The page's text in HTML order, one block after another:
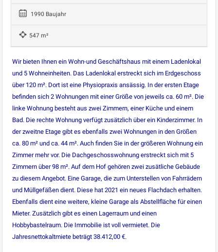
1990 Baujahr
547 m²
Wir bieten Ihnen ein Wohn-und Geschäftshaus mit einem Ladenlokal
und 5 Wohneinheiten. Das Ladenlokal erstreckt sich im Erdgeschoss
über 120 m². Dort ist eine Physiopraxis ansässig. In der ersten Etage
befinden sich 2 Wohnungen mit einer Größe von jeweils ca. 60 m². Die
linke Wohnung besteht aus zwei Zimmern, einer Küche und einem
Bad. Die rechte Wohnung verfügt zusätzlich über ein Kinderzimmer. In
der zweitne Etage gibt es ebenfalls zwei Wohnungen in den Größen
ca. 80 m² und ca. 44 m². Auch finden Sie in der größeren Wohnung ein
Zimmer mehr vor. Die Dachgeschosswohnung erstreckt sich mit 5
Zimmern über 98 m². Auf dem Hof gehören zwei zusätliche Gebäude
zu diesem Angebot. Eine Garage, die zum Unterstellen von Fahrrädern
und Müllgefäßen dient. Diese hat 2021 ein neues Flachdach erhalten.
Ebenfalls dient eine weitere, kleine Garage als Abstellfläche für einen
Mieter. Zusätzlich gibt es einen Lagerraum und einen
Hobbybastelraum. Die Immobilie ist voll vermietet. Die
Jahresnettokaltmiete beträgt 38.412,00 €.